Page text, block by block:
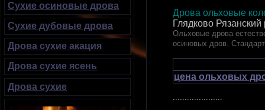
Дрова ольховые
Глядково Рязанский
Ольховые дрова
осиновых дров.
цена ольховых
Сухие осиновые дрова
Сухие дубовые дрова
Дрова сухие акация
Дрова сухие ясень
Дрова сухие